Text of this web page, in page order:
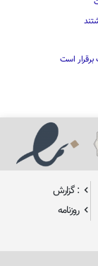
است
: گزارش
روزنامه